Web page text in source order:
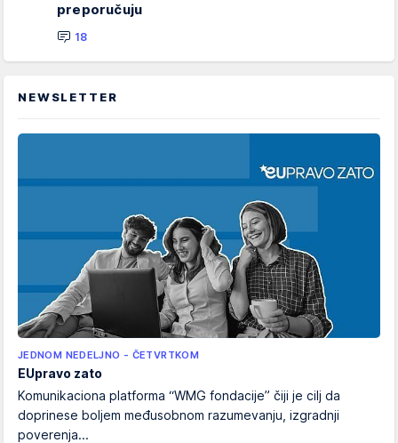
preporučuju
18
NEWSLETTER
JEDNOM NEDELJNO - ČETVRTKOM
EUpravo zato
Komunikaciona platforma “WMG fondacije” čiji je cilj da
doprinese boljem međusobnom razumevanju, izgradnji
poverenja...